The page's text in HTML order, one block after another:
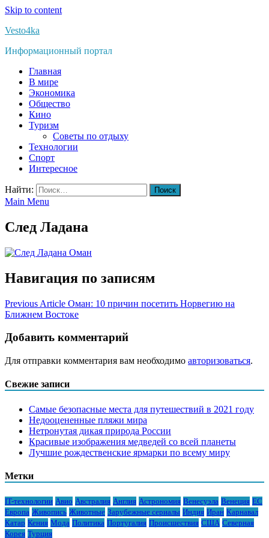
Skip to content
Vesto4ka
Информационный портал
Главная
В мире
Экономика
Общество
Кино
Туризм
Советы по отдыху
Технологии
Спорт
Интересное
Найти:
Main Menu
След Ладана
Навигация по записям
Previous Article Оман: 10 причин посетить Норвегию на
Ближнем Востоке
Добавить комментарий
Для отправки комментария вам необходимо авторизоваться.
Свежие записи
Самые безопасные места для путешествий в 2021 году
Недооцененные пляжи мира
Нетронутая дикая природа России
Красивые изображения медведей со всей планеты
Лучшие рождественские ярмарки по всему миру
Метки
IT-технологии Авио Австралия Англия Астрономия Венесуэла Венеция ЕС
Европа Живопись Животные Зарубежные сериалы Индия Иран Карнавал
Катар Кения Мода Политика Португалия Происшествия США Северная
Корея Турция